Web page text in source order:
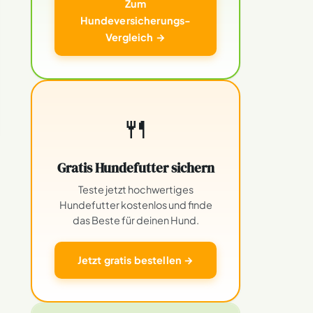
Zum
Hundeversicherungs-
Vergleich →
🍴
Gratis Hundefutter sichern
Teste jetzt hochwertiges
Hundefutter kostenlos und finde
das Beste für deinen Hund.
Jetzt gratis bestellen →